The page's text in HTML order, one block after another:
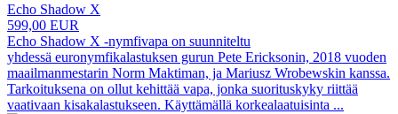
Echo Shadow X
599,00 EUR
Echo Shadow X -nymfivapa on suunniteltu
yhdessä euronymfikalastuksen gurun Pete Ericksonin, 2018 vuoden
maailmanmestarin Norm Maktiman, ja Mariusz Wrobewskin kanssa.
Tarkoituksena on ollut kehittää vapa, jonka suorituskyky riittää
vaativaan kisakalastukseen. Käyttämällä korkealaatuisinta ...